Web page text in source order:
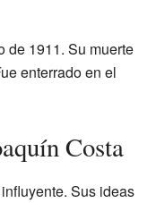
de 1911. Su muerte
enterrado en el
Costa
Sus ideas